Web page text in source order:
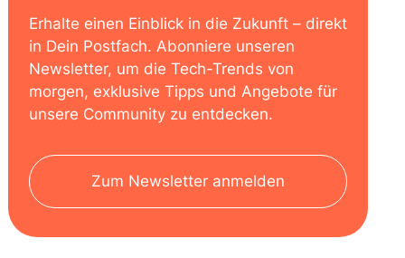
Erhalte einen Einblick in die Zukunft – direkt
in Dein Postfach. Abonniere unseren
Newsletter, um die Tech-Trends von
morgen, exklusive Tipps und Angebote für
unsere Community zu entdecken.
Zum Newsletter anmelden